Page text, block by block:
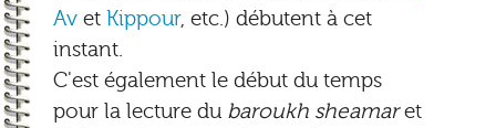
Av etKippour, etc.) débutent à cet
instant.
C'est également le début du temps
pour la lecture du baroukh sheamaret